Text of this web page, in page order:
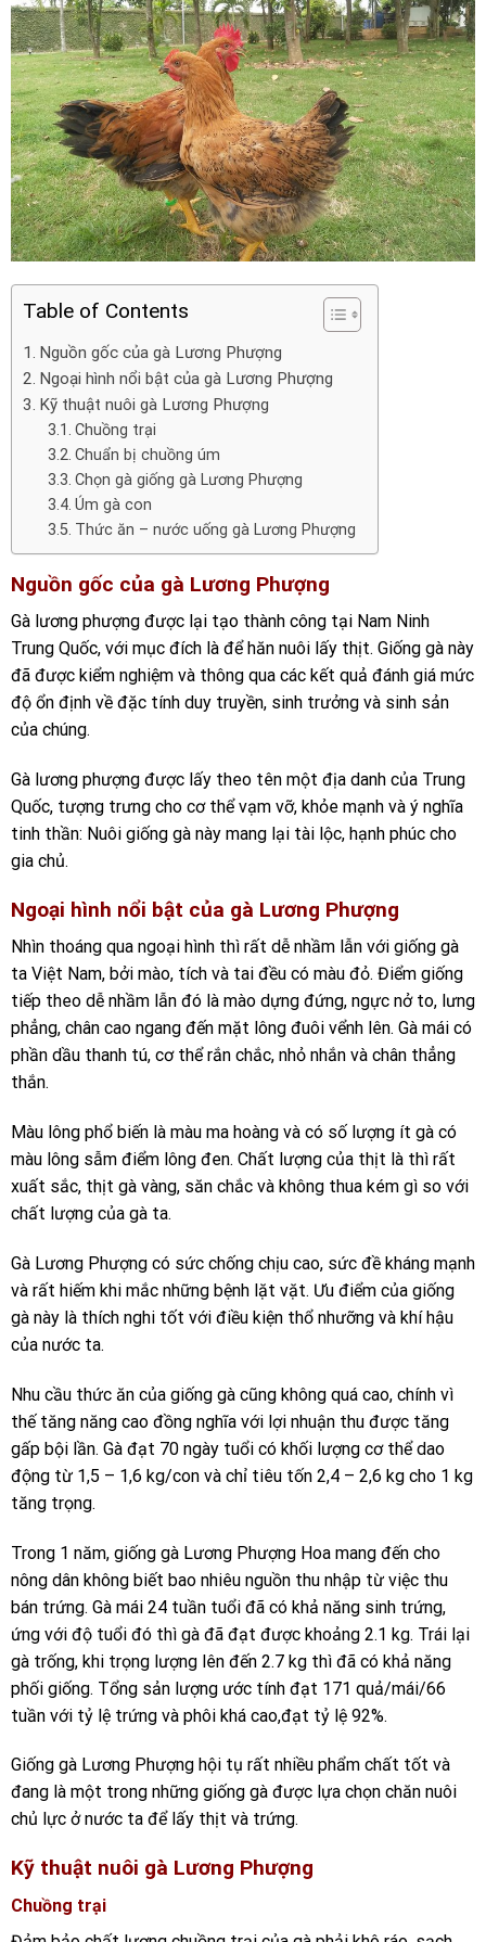
Table of Contents
Nguồn gốc của gà Lương Phượng
Ngoại hình nổi bật của gà Lương Phượng
Kỹ thuật nuôi gà Lương Phượng
Chuồng trại
Chuẩn bị chuồng úm
Chọn gà giống gà Lương Phượng
Úm gà con
Thức ăn – nước uống gà Lương Phượng
Nguồn gốc của gà Lương Phượng
Gà lương phượng được lại tạo thành công tại Nam Ninh
Trung Quốc, với mục đích là để hăn nuôi lấy thịt. Giống gà này
đã được kiểm nghiệm và thông qua các kết quả đánh giá mức
độ ổn định về đặc tính duy truyền, sinh trưởng và sinh sản
của chúng.
Gà lương phượng được lấy theo tên một địa danh của Trung
Quốc, tượng trưng cho cơ thể vạm vỡ, khỏe mạnh và ý nghĩa
tinh thần: Nuôi giống gà này mang lại tài lộc, hạnh phúc cho
gia chủ.
Ngoại hình nổi bật của gà Lương Phượng
Nhìn thoáng qua ngoại hình thì rất dễ nhầm lẫn với giống gà
ta Việt Nam, bởi mào, tích và tai đều có màu đỏ. Điểm giống
tiếp theo dễ nhầm lẫn đó là mào dựng đứng, ngực nở to, lưng
phẳng, chân cao ngang đến mặt lông đuôi vểnh lên. Gà mái có
phần dầu thanh tú, cơ thể rắn chắc, nhỏ nhắn và chân thẳng
thắn.
Màu lông phổ biến là màu ma hoàng và có số lượng ít gà có
màu lông sẫm điểm lông đen. Chất lượng của thịt là thì rất
xuất sắc, thịt gà vàng, săn chắc và không thua kém gì so với
chất lượng của gà ta.
Gà Lương Phượng có sức chống chịu cao, sức đề kháng mạnh
và rất hiếm khi mắc những bệnh lặt vặt. Ưu điểm của giống
gà này là thích nghi tốt với điều kiện thổ nhưỡng và khí hậu
của nước ta.
Nhu cầu thức ăn của giống gà cũng không quá cao, chính vì
thế tăng năng cao đồng nghĩa với lợi nhuận thu được tăng
gấp bội lần. Gà đạt 70 ngày tuổi có khối lượng cơ thể dao
động từ 1,5 – 1,6 kg/con và chỉ tiêu tốn 2,4 – 2,6 kg cho 1 kg
tăng trọng.
Trong 1 năm, giống gà Lương Phượng Hoa mang đến cho
nông dân không biết bao nhiêu nguồn thu nhập từ việc thu
bán trứng. Gà mái 24 tuần tuổi đã có khả năng sinh trứng,
ứng với độ tuổi đó thì gà đã đạt được khoảng 2.1 kg. Trái lại
gà trống, khi trọng lượng lên đến 2.7 kg thì đã có khả năng
phối giống. Tổng sản lượng ước tính đạt 171 quả/mái/66
tuần với tỷ lệ trứng và phôi khá cao,đạt tỷ lệ 92%.
Giống gà Lương Phượng hội tụ rất nhiều phẩm chất tốt và
đang là một trong những giống gà được lựa chọn chăn nuôi
chủ lực ở nước ta để lấy thịt và trứng.
Kỹ thuật nuôi gà Lương Phượng
Chuồng trại